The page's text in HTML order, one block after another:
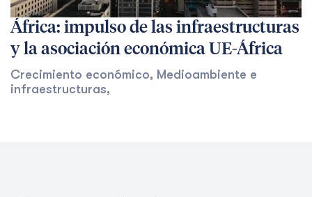
África: impulso de las infraestructuras
y la asociación económica UE-África
Crecimiento económico, Medioambiente e
infraestructuras,